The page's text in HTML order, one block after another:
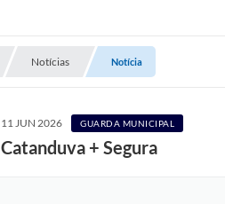
Notícias Notícia
11 JUN 2026 GUARDA MUNICIPAL
Catanduva + Segura